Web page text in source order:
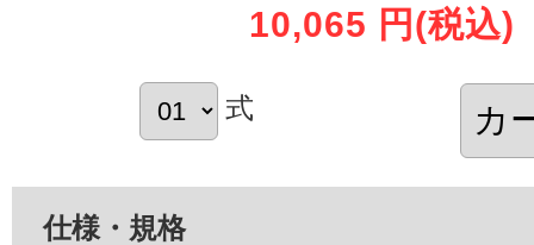
10,065 円 (税込)
式
仕様・規格